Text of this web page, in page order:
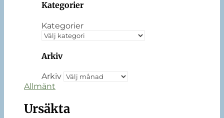
Kategorier
Kategorier
Arkiv
Arkiv
Allmänt
Ursäkta